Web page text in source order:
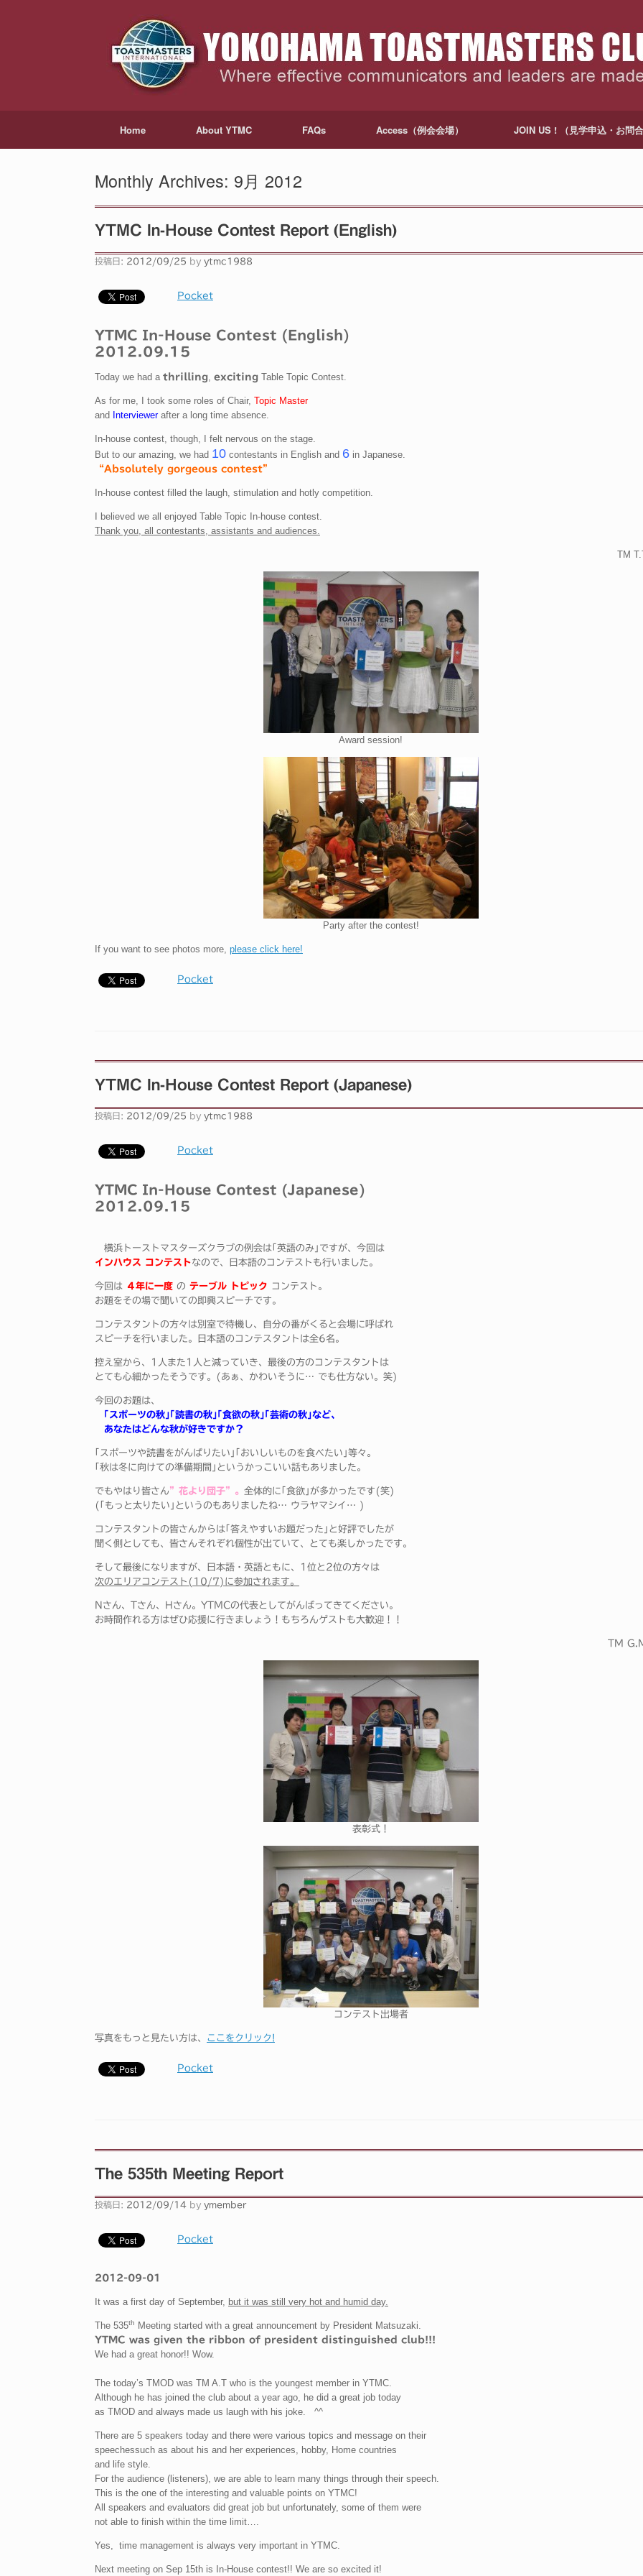
Home About YTMC FAQs Access（例会会場） JOIN US ! （見学申込・お問
Monthly Archives: 9月 2012
YTMC In-House Contest Report (English)
投稿日: 2012/09/25 by ytmc1988
Pocket
YTMC In-House Contest (English)
2012.09.15
Today we had a thrilling, exciting Table Topic Contest.
As for me, I took some roles of Chair, Topic Master
and Interviewerafter a long time absence.
In-house contest, though, I felt nervous on the stage.
But to our amazing, we had 10 contestants in English and 6 in Japanese.
“Absolutely gorgeous contest”
In-house contest filled the laugh, stimulation and hotly competition.
I believed we all enjoyed Table Topic In-house contest.
Thank you, all contestants, assistants and audiences.
TM
Award session!
Party after the contest!
If you want to see photos more, please click here!
Pocket
YTMC In-House Contest Report (Japanese)
投稿日: 2012/09/25 by ytmc1988
Pocket
YTMC In-House Contest (Japanese)
2012.09.15
横浜トーストマスターズクラブの例会は｢英語のみ｣ですが、今回は
インハウス コンテストなので、日本語のコンテストも行いました。
今回は ４年に一度 の テーブル トピック コンテスト。
お題をその場で聞いての即興スピーチです。
コンテスタントの方々は別室で待機し、自分の番がくると会場に呼ばれ
スピーチを行いました。日本語のコンテスタントは全6名。
控え室から、1人また1人と減っていき、最後の方のコンテスタントは
とても心細かったそうです。(あぁ、かわいそうに… でも仕方ない。笑)
今回のお題は、
｢スポーツの秋｣｢読書の秋｣｢食欲の秋｣｢芸術の秋｣など、
あなたはどんな秋が好きですか？
｢スポーツや読書をがんばりたい｣｢おいしいものを食べたい｣等々。
｢秋は冬に向けての準備期間｣というかっこいい話もありました。
でもやはり皆さん”花より団子”。 全体的に｢食欲｣が多かったです(笑)
(｢もっと太りたい｣というのもありましたね… ウラヤマシイ… )
コンテスタントの皆さんからは｢答えやすいお題だった｣と好評でしたが
聞く側としても、皆さんそれぞれ個性が出ていて、とても楽しかったです。
そして最後になりますが、日本語・英語ともに、1位と2位の方々は
次のエリアコンテスト(10/7)に参加されます。
Nさん、Tさん、Hさん。YTMCの代表としてがんばってきてください。
お時間作れる方はぜひ応援に行きましょう！もちろんゲストも大歓迎！！
TM
表彰式！
コンテスト出場者
写真をもっと見たい方は、 ここをクリック!
Pocket
The 535th Meeting Report
投稿日: 2012/09/14 by ymember
Pocket
2012-09-01
It was a first day of September, but it was still very hot and humid day.
The 535th Meeting started with a great announcement by President Matsuzaki.
YTMC was given the ribbon of president distinguished club!!!
We had a great honor!! Wow.
The today’s TMOD was TM A.T who is the youngest member in YTMC.
Although he has joined the club about a year ago, he did a great job today
as TMOD and always made us laugh with his joke. ^^
There are 5 speakers today and there were various topics and message on their
speechessuch as about his and her experiences, hobby, Home countries
and life style.
For the audience (listeners), we are able to learn many things through their speech.
This is the one of the interesting and valuable points on YTMC!
All speakers and evaluators did great job but unfortunately, some of them were
not able to finish within the time limit….
Yes, time management is always very important in YTMC.
Next meeting on Sep 15th is In-House contest!! We are so excited it!